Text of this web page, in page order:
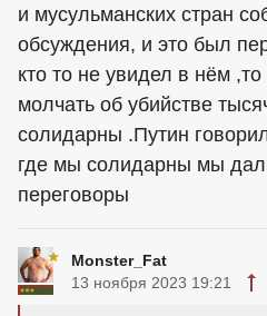
и мусульманских стран
обсуждения, и это был
кто то не увидел в нём
молчать об убийстве
солидарны .Путин
где мы солидарны мы
переговоры
Monster_Fat
13 ноября 2023 19:21